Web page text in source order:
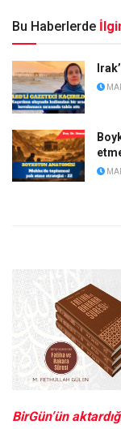
Bu Haberlerde
BirGün’ün